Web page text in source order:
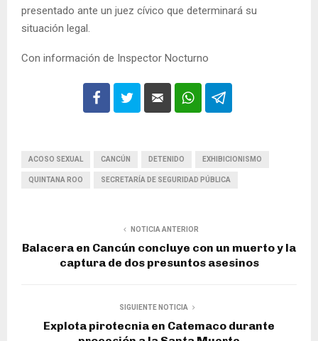
presentado ante un juez cívico que determinará su
situación legal.
Con información de Inspector Nocturno
ACOSO SEXUAL CANCÚN DETENIDO EXHIBICIONISMO
QUINTANA ROO SECRETARÍA DE SEGURIDAD PÚBLICA
NOTICIA ANTERIOR
Balacera en Cancún concluye con un muerto y la
captura de dos presuntos asesinos
SIGUIENTE NOTICIA
Explota pirotecnia en Catemaco durante